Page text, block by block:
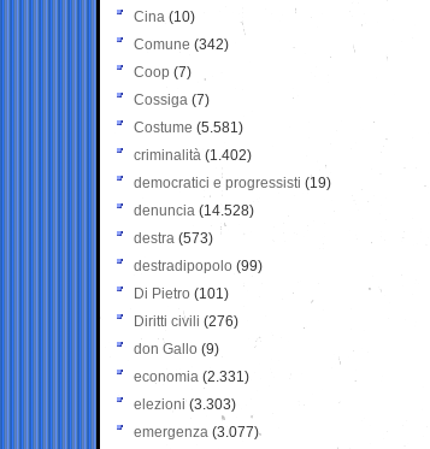
Cina (10)
Comune (342)
Coop (7)
Cossiga (7)
Costume (5.581)
criminalità (1.402)
democratici e progressisti (19)
denuncia (14.528)
destra (573)
destradipopolo (99)
Di Pietro (101)
Diritti civili (276)
don Gallo (9)
economia (2.331)
elezioni (3.303)
emergenza (3.077)